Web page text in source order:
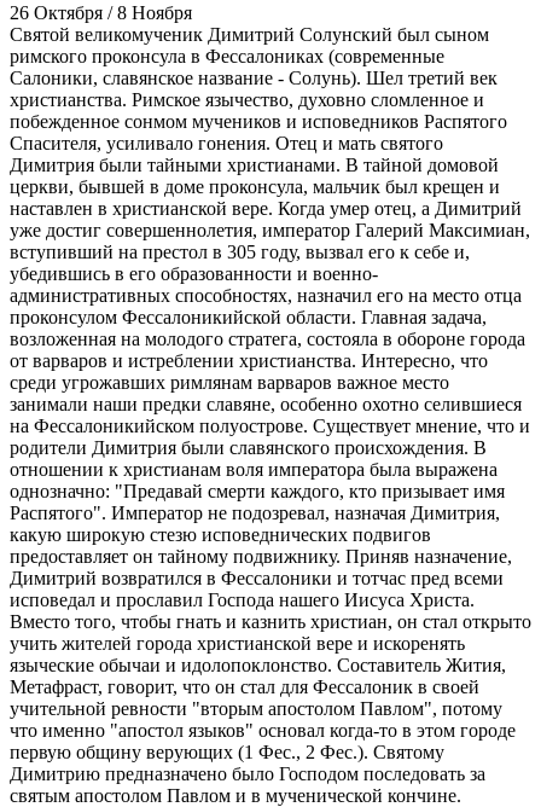
26 Октября / 8 Ноября
Святой великомученик Димитрий Солунский был сыном
римского проконсула в Фессалониках (современные
Салоники, славянское название - Солунь). Шел третий век
христианства. Римское язычество, духовно сломленное и
побежденное сонмом мучеников и исповедников Распятого
Спасителя, усиливало гонения. Отец и мать святого
Димитрия были тайными христианами. В тайной домовой
церкви, бывшей в доме проконсула, мальчик был крещен и
наставлен в христианской вере. Когда умер отец, а Димитрий
уже достиг совершеннолетия, император Галерий Максимиан,
вступивший на престол в 305 году, вызвал его к себе и,
убедившись в его образованности и военно-
административных способностях, назначил его на место отца
проконсулом Фессалоникийской области. Главная задача,
возложенная на молодого стратега, состояла в обороне города
от варваров и истреблении христианства. Интересно, что
среди угрожавших римлянам варваров важное место
занимали наши предки славяне, особенно охотно селившиеся
на Фессалоникийском полуострове. Существует мнение, что и
родители Димитрия были славянского происхождения. В
отношении к христианам воля императора была выражена
однозначно: "Предавай смерти каждого, кто призывает имя
Распятого". Император не подозревал, назначая Димитрия,
какую широкую стезю исповеднических подвигов
предоставляет он тайному подвижнику. Приняв назначение,
Димитрий возвратился в Фессалоники и тотчас пред всеми
исповедал и прославил Господа нашего Иисуса Христа.
Вместо того, чтобы гнать и казнить христиан, он стал открыто
учить жителей города христианской вере и искоренять
языческие обычаи и идолопоклонство. Составитель Жития,
Метафраст, говорит, что он стал для Фессалоник в своей
учительной ревности "вторым апостолом Павлом", потому
что именно "апостол языков" основал когда-то в этом городе
первую общину верующих (1 Фес., 2 Фес.). Святому
Димитрию предназначено было Господом последовать за
святым апостолом Павлом и в мученической кончине.